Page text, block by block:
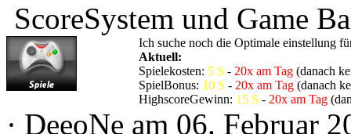
ScoreSystem und Game
Ich suche noch die Optimale einstellung
Aktuell:
Spielekosten: 5 S - 20x am Tag (danach
SpielBonus: 10 S - 20x am Tag (danach
HighscoreGewinn: 15 S - 20x am Tag
· DeeoNe am 06. Februar